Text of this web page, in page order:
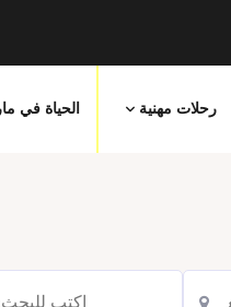
رحلات مهنية الحياة في